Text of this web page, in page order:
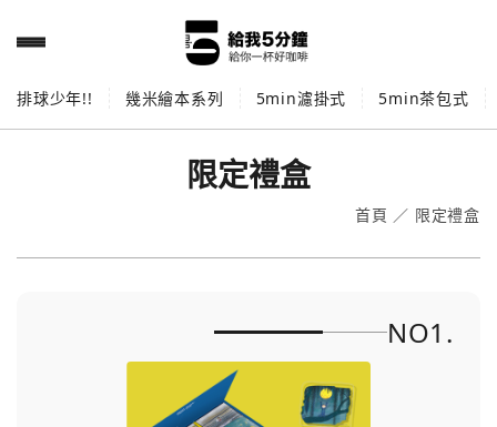
排球少年!! 幾米繪本系列 5min濾掛式 5min茶包式
限定禮盒
首頁 ／ 限定禮盒
NO1.